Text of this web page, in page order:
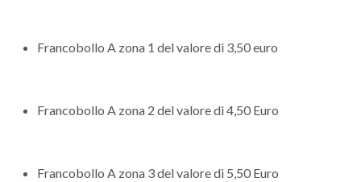
Francobollo A zona 1 del valore di 3,50 euro
Francobollo A zona 2 del valore di 4,50 Euro
Francobollo A zona 3 del valore di 5,50 Euro